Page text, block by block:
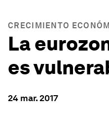
CRECIMIENTO
La
es
24 mar. 2017